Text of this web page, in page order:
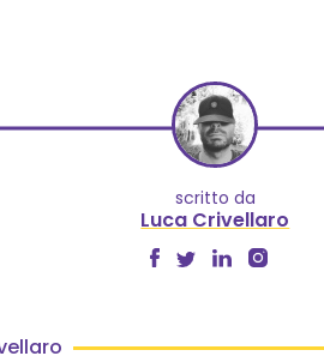
scritto da
Luca Crivellaro